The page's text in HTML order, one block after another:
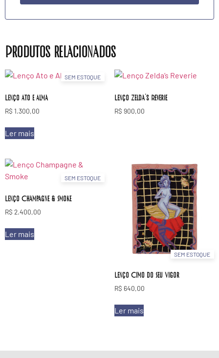
Produtos relacionados
SEM ESTOQUE
Lenço Ato e Alma
R$ 1.300,00
Ler mais
Lenço Zelda’s Reverie
R$ 900,00
SEM ESTOQUE
Lenço Champagne & Smoke
R$ 2.400,00
Ler mais
SEM ESTOQUE
Lenço Cimo do Seu Vigor
R$ 640,00
Ler mais